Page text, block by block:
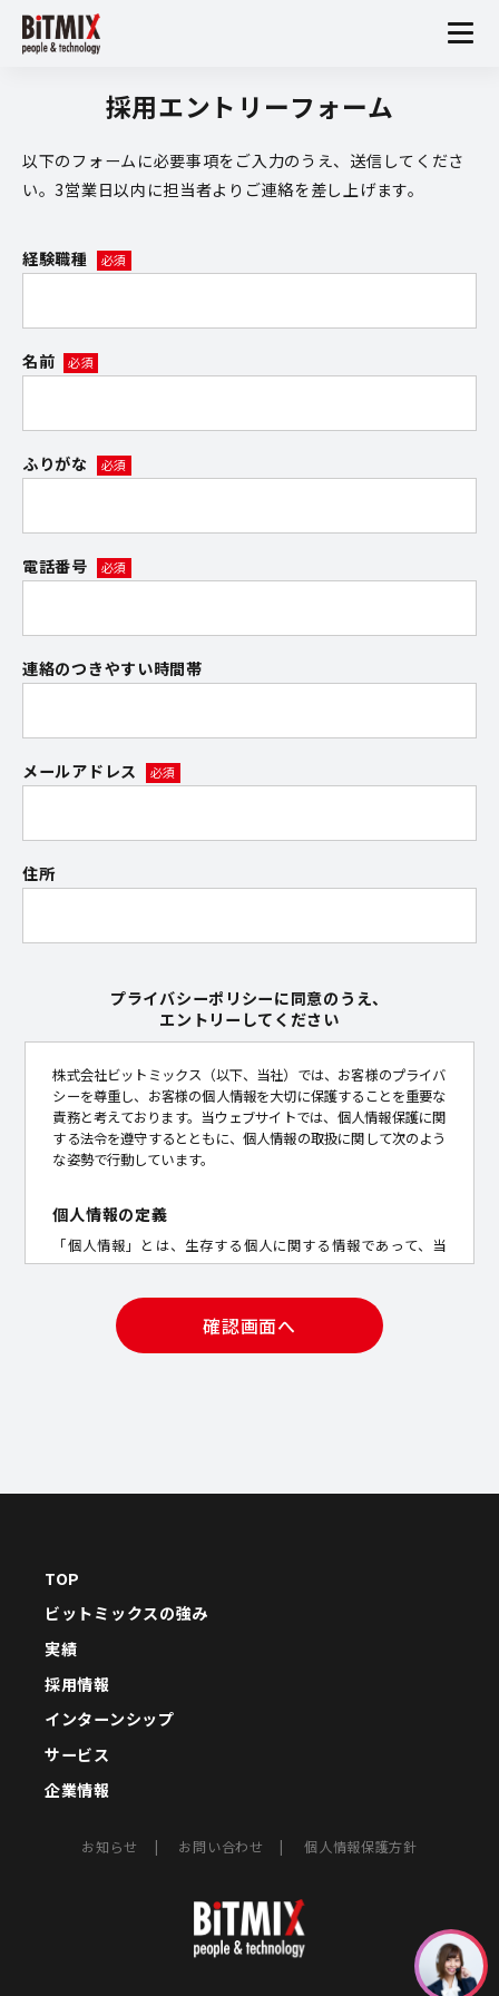
採用エントリーフォーム
以下のフォームに必要事項をご入力のうえ、送信してくださ
い。3営業日以内に担当者よりご連絡を差し上げます。
経験職種
名前
ふりがな
電話番号
連絡のつきやすい時間帯
メールアドレス
住所
プライバシーポリシーに同意のうえ、
エントリーしてください
株式会社ビットミックス（以下、当社）では、お客様のプライバ
シーを尊重し、お客様の個人情報を大切に保護することを重要な
責務と考えております。当ウェブサイトでは、個人情報保護に関
する法令を遵守するとともに、個人情報の取扱に関して次のよう
な姿勢で行動しています。
個人情報の定義
「個人情報」とは、生存する個人に関する情報であって、当
該情報に含まれる氏名、生年月日その他の記述等により特定
の個人を識別することができるもの、及び他の情報と容易に
照合することができ、それにより特定の個人を識別すること
ができることとなるものをいいます。
・職業、職歴、学歴
・メールアドレス
・住所
・写真や動画
・外部サービスでお客様が利用するID、その他外部サービス
報
当社は、お客様から取得した情報を、以下の目的のために利
・当社サービスに関する登録の受付、お客様の本人確認、認
TOP
ビットミックスの強み
実績
採用情報
インターンシップ
サービス
企業情報
お知らせ お問い合わせ 個人情報保護方針